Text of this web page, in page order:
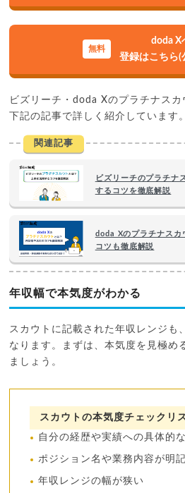
doda X
登録はこちら(
ビズリーチ・doda Xのプラチナスカ
下記の記事で詳しく紹介しています。
関連記事
ビズリーチのプラチナ
するコツを徹底解説
doda Xのプラチナスカ
コツも徹底解説
年収幅で本気度がわかる
スカウトに記載された年収レンジも
なります。まずは、本気度を見極め
ましょう。
スカウトの本気度チェックリ
自分の経歴や実績への具体的
ポジション名や業務内容が明
年収レンジの幅が狭い